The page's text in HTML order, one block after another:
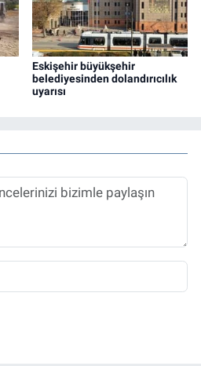
Eskişehir büyükşehir
belediyesinden dolandırıcılık
uyarısı